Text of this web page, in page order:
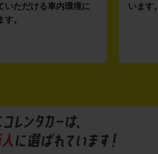
いただける車内環境に
。
います